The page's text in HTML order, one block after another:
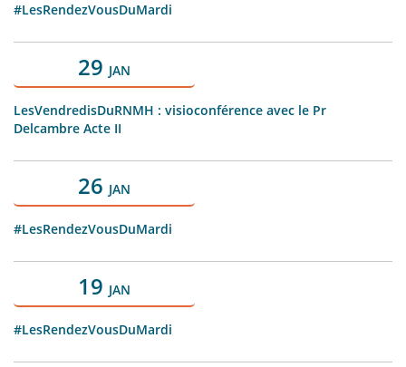
#LesRendezVousDuMardi
29 JAN
LesVendredisDuRNMH : visioconférence avec le Pr
Delcambre Acte II
26 JAN
#LesRendezVousDuMardi
19 JAN
#LesRendezVousDuMardi